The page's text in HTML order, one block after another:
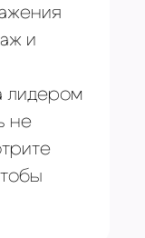
и
лидером
не